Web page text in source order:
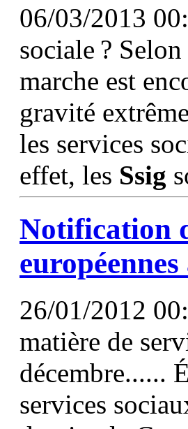
06/03/2013
sociale ?
marche est
gravité
les services
effet, les Ssig
Notification
26/01/2012
matière de
décembre......
services